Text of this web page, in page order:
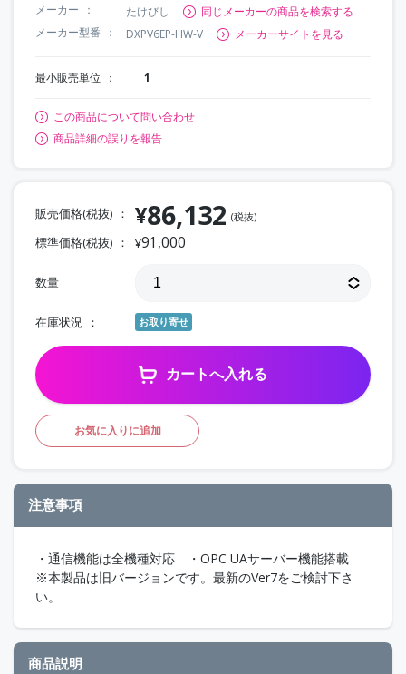
メーカー たけびし
同じメーカーの商品を検索する
メーカー型番
DXPV6EP-HW-V メーカーサイトを見る
最小販売単位 1
この商品について問い合わせ
商品詳細の誤りを報告
販売価格(税抜) ¥86,132 (税抜)
標準価格(税抜) ¥91,000
数量
在庫状況 お取り寄せ
カートへ入れる
お気に入りに追加
注意事項
・通信機能は全機種対応 ・OPC UAサーバー機能搭載
※本製品は旧バージョンです。最新のVer7をご検討下さ
い。
商品説明